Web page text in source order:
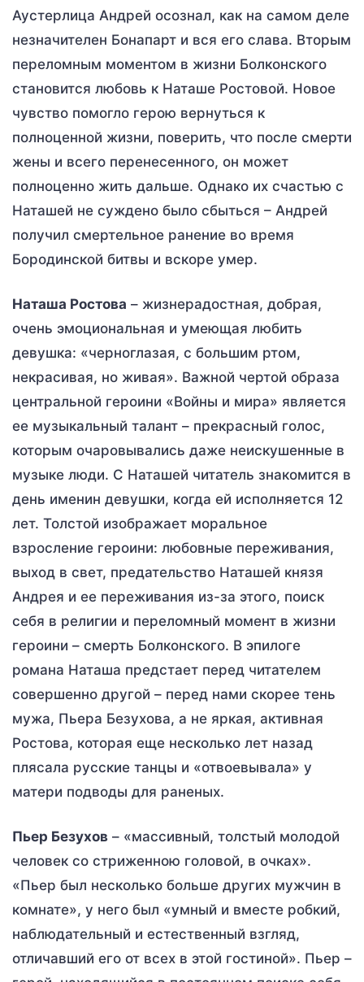
Аустерлица Андрей осознал, как на самом деле
незначителен Бонапарт и вся его слава. Вторым
переломным моментом в жизни Болконского
становится любовь к Наташе Ростовой. Новое
чувство помогло герою вернуться к
полноценной жизни, поверить, что после смерти
жены и всего перенесенного, он может
полноценно жить дальше. Однако их счастью с
Наташей не суждено было сбыться – Андрей
получил смертельное ранение во время
Бородинской битвы и вскоре умер.
Наташа Ростова – жизнерадостная, добрая,
очень эмоциональная и умеющая любить
девушка: «черноглазая, с большим ртом,
некрасивая, но живая». Важной чертой образа
центральной героини «Войны и мира» является
ее музыкальный талант – прекрасный голос,
которым очаровывались даже неискушенные в
музыке люди. С Наташей читатель знакомится в
день именин девушки, когда ей исполняется 12
лет. Толстой изображает моральное
взросление героини: любовные переживания,
выход в свет, предательство Наташей князя
Андрея и ее переживания из-за этого, поиск
себя в религии и переломный момент в жизни
героини – смерть Болконского. В эпилоге
романа Наташа предстает перед читателем
совершенно другой – перед нами скорее тень
мужа, Пьера Безухова, а не яркая, активная
Ростова, которая еще несколько лет назад
плясала русские танцы и «отвоевывала» у
матери подводы для раненых.
Пьер Безухов – «массивный, толстый молодой
человек со стриженною головой, в очках».
«Пьер был несколько больше других мужчин в
комнате», у него был «умный и вместе робкий,
наблюдательный и естественный взгляд,
отличавший его от всех в этой гостиной». Пьер –